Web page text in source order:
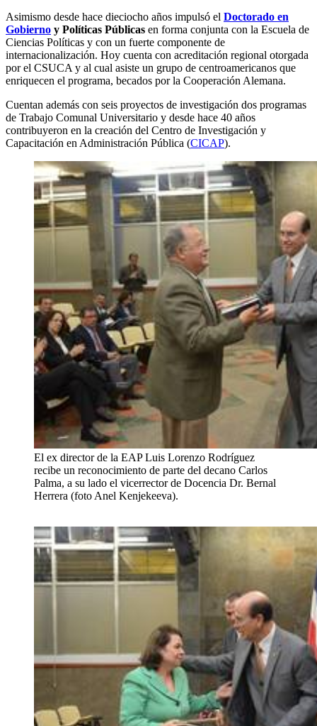
Asimismo desde hace dieciocho años impulsó el Doctorado en
Gobierno y Políticas Públicas en forma conjunta con la Escuela de
Ciencias Políticas y con un fuerte componente de
internacionalización. Hoy cuenta con acreditación regional otorgada
por el CSUCA y al cual asiste un grupo de centroamericanos que
enriquecen el programa, becados por la Cooperación Alemana.
Cuentan además con seis proyectos de investigación dos programas
de Trabajo Comunal Universitario y desde hace 40 años
contribuyeron en la creación del Centro de Investigación y
Capacitación en Administración Pública (CICAP).
El ex director de la EAP Luis Lorenzo Rodríguez
recibe un reconocimiento de parte del decano Carlos
Palma, a su lado el vicerrector de Docencia Dr. Bernal
Herrera (foto Anel Kenjekeeva).